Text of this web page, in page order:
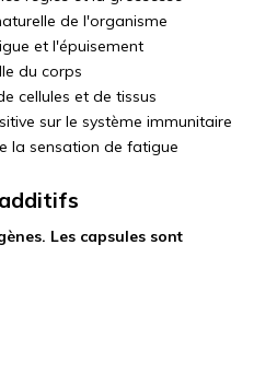
de l'organisme
et l'épuisement
du corps
cellules et de tissus
sur le système immunitaire
la sensation de fatigue
Les capsules sont